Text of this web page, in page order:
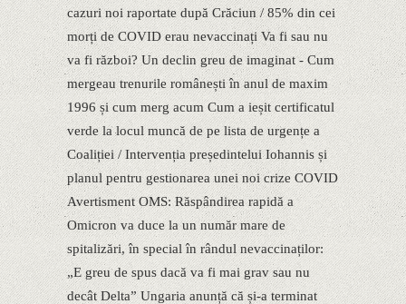
cazuri noi raportate după Crăciun / 85% din cei
morți de COVID erau nevaccinați Va fi sau nu
va fi război? Un declin greu de imaginat - Cum
mergeau trenurile românești în anul de maxim
1996 și cum merg acum Cum a ieșit certificatul
verde la locul muncă de pe lista de urgențe a
Coaliției / Intervenția președintelui Iohannis și
planul pentru gestionarea unei noi crize COVID
Avertisment OMS: Răspândirea rapidă a
Omicron va duce la un număr mare de
spitalizări, în special în rândul nevaccinaților:
„E greu de spus dacă va fi mai grav sau nu
decât Delta” Ungaria anunță că și-a terminat